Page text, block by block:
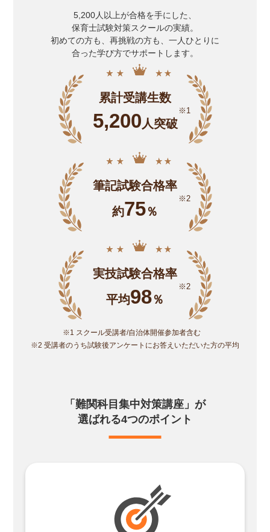
5,200人以上が合格を手にした、
保育士試験対策スクールの実績。
初めての方も、再挑戦の方も、一人ひとりに
合った学び方でサポートします。
累計受講生数
5,200 人突破
筆記試験合格率
約75％
実技試験合格率
平均98％
※1 スクール受講者/自治体開催参加者含む
※2 受講者のうち試験後アンケートにお答えいただいた方の平均
「難関科目集中対策講座」が
選ばれる4つのポイント